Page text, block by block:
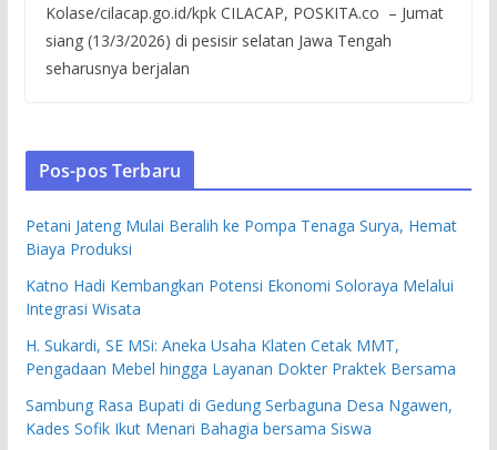
Kolase/cilacap.go.id/kpk CILACAP, POSKITA.co – Jumat
siang (13/3/2026) di pesisir selatan Jawa Tengah
seharusnya berjalan
Pos-pos Terbaru
Petani Jateng Mulai Beralih ke Pompa Tenaga Surya, Hemat
Biaya Produksi
Katno Hadi Kembangkan Potensi Ekonomi Soloraya Melalui
Integrasi Wisata
H. Sukardi, SE MSi: Aneka Usaha Klaten Cetak MMT,
Pengadaan Mebel hingga Layanan Dokter Praktek Bersama
Sambung Rasa Bupati di Gedung Serbaguna Desa Ngawen,
Kades Sofik Ikut Menari Bahagia bersama Siswa